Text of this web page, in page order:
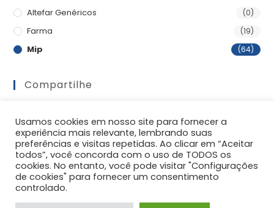
Altefar Genéricos (0)
Farma (19)
Mip (64)
Compartilhe
Usamos cookies em nosso site para fornecer a
experiência mais relevante, lembrando suas
preferências e visitas repetidas. Ao clicar em “Aceitar
todos”, você concorda com o uso de TODOS os
cookies. No entanto, você pode visitar "Configurações
de cookies" para fornecer um consentimento
controlado.